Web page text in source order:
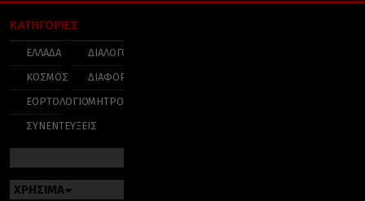
ΚΑΤΗΓΟΡΙΕΣ
ΕΛΛΑΔΑ
ΚΟΣΜΟΣ
ΕΟΡΤΟΛΟΓΙΟ
ΣΥΝΕΝΤΕΥΞΕΙΣ
ΔΙΑΛΟΓΟΣ
ΔΙΑΦΟΡΑ
ΜΗΤΡΟΠΟΛΕΙΣ
ΧΡΗΣΙΜΑ